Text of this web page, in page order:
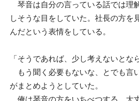
琴音は自分の言っている話では理
しそうな目をしていた。社長の方を
んだという表情をしている。
「そうであれば、少し考えないとな
もう聞く必要もないな、とでも言
がまとめようとしていた。
俺は琴音の方をいちべつする。大